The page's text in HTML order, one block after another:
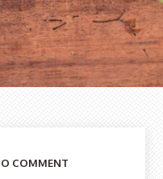
COMMENT